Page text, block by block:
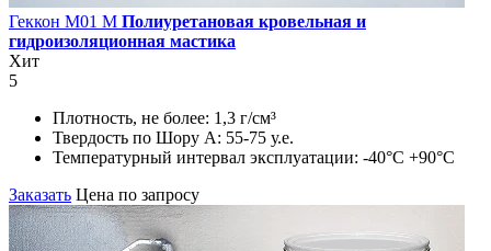
Геккон М01 М Полиуретановая кровельная и
гидроизоляционная мастика
Хит
5
Плотность, не более: 1,3 г/см³
Твердость по Шору А: 55-75 у.е.
Температурный интервал эксплуатации: -40°С +90°С
Заказать Цена по запросу